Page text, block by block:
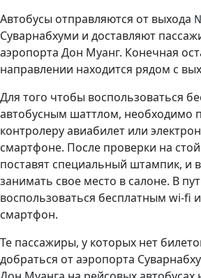
Автобусы отправляются от выхода
Суварнабхуми и доставляют
аэропорта Дон Муанг. Конечная
направлении находится рядом с
Для того чтобы воспользоваться
автобусным шаттлом, необходимо
контролеру авиабилет или
смартфоне. После проверки на
поставят специальный штампик, и
занимать свое место в салоне. В
воспользоваться бесплатным wi-fi
смартфон.
Те пассажиры, у которых нет
добраться от аэропорта